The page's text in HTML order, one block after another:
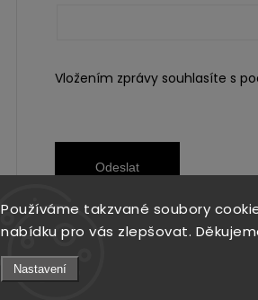
Používáme takzvané soubory
nabídku pro vás zlepšovat.
Nastavení
Vložením zprávy souhlasíte s
Odeslat